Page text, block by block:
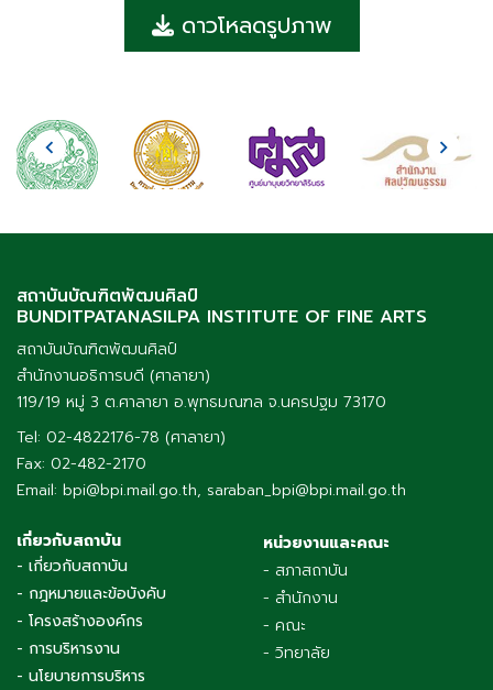
ดาวโหลดรูปภาพ
สถาบันบัณฑิตพัฒนศิลป์
BUNDITPATANASILPA INSTITUTE OF FINE ARTS
สถาบันบัณฑิตพัฒนศิลป์
สำนักงานอธิการบดี (ศาลายา)
119/19 หมู่ 3 ต.ศาลายา อ.พุทธมณฑล จ.นครปฐม 73170
Tel: 02-4822176-78 (ศาลายา)
Fax: 02-482-2170
Email: bpi@bpi.mail.go.th, saraban_bpi@bpi.mail.go.th
เกี่ยวกับสถาบัน
- เกี่ยวกับสถาบัน
- กฎหมายและข้อบังคับ
- โครงสร้างองค์กร
- การบริหารงาน
- นโยบายการบริหาร
หน่วยงานและคณะ
- สภาสถาบัน
- สำนักงาน
- คณะ
- วิทยาลัย